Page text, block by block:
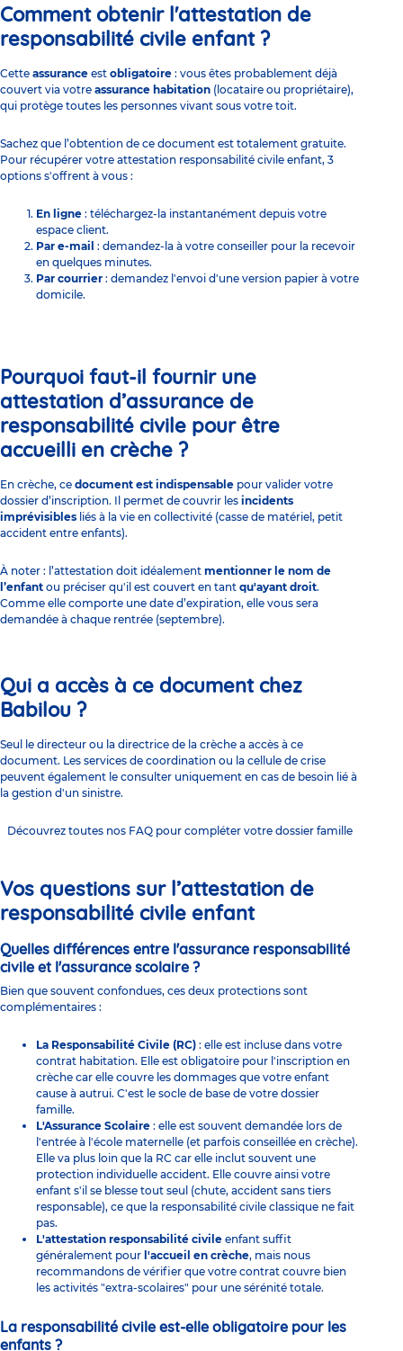
Comment obtenir l'attestation de
responsabilité civile enfant ?
Cette assurance est obligatoire : vous êtes probablement déjà
couvert via votre assurance habitation (locataire ou propriétaire),
qui protège toutes les personnes vivant sous votre toit.
Sachez que l’obtention de ce document est totalement gratuite.
Pour récupérer votre attestation responsabilité civile enfant, 3
options s'offrent à vous :
En ligne : téléchargez-la instantanément depuis votre
espace client.
Par e-mail : demandez-la à votre conseiller pour la recevoir
en quelques minutes.
Par courrier : demandez l'envoi d'une version papier à votre
domicile.
Pourquoi faut-il fournir une
attestation d’assurance de
responsabilité civile pour être
accueilli en crèche ?
En crèche, ce document est indispensable pour valider votre
dossier d’inscription. Il permet de couvrir les incidents
imprévisibles liés à la vie en collectivité (casse de matériel, petit
accident entre enfants).
À noter : l’attestation doit idéalement mentionner le nom de
l’enfant ou préciser qu'il est couvert en tant qu'ayant droit.
Comme elle comporte une date d’expiration, elle vous sera
demandée à chaque rentrée (septembre).
Qui a accès à ce document chez
Babilou ?
Seul le directeur ou la directrice de la crèche a accès à ce
document. Les services de coordination ou la cellule de crise
peuvent également le consulter uniquement en cas de besoin lié à
la gestion d'un sinistre.
Découvrez toutes nos FAQ pour compléter votre dossier famille
Vos questions sur l’attestation de
responsabilité civile enfant
Quelles différences entre l'assurance responsabilité
civile et l'assurance scolaire ?
Bien que souvent confondues, ces deux protections sont
complémentaires :
La Responsabilité Civile (RC) : elle est incluse dans votre
contrat habitation. Elle est obligatoire pour l'inscription en
crèche car elle couvre les dommages que votre enfant
cause à autrui. C'est le socle de base de votre dossier
famille.
L'Assurance Scolaire : elle est souvent demandée lors de
l'entrée à l'école maternelle (et parfois conseillée en crèche).
Elle va plus loin que la RC car elle inclut souvent une
protection individuelle accident. Elle couvre ainsi votre
enfant s'il se blesse tout seul (chute, accident sans tiers
responsable), ce que la responsabilité civile classique ne fait
pas.
L'attestation responsabilité civile enfant suffit
généralement pour l'accueil en crèche, mais nous
recommandons de vérifier que votre contrat couvre bien
les activités "extra-scolaires" pour une sérénité totale.
La responsabilité civile est-elle obligatoire pour les
enfants ?